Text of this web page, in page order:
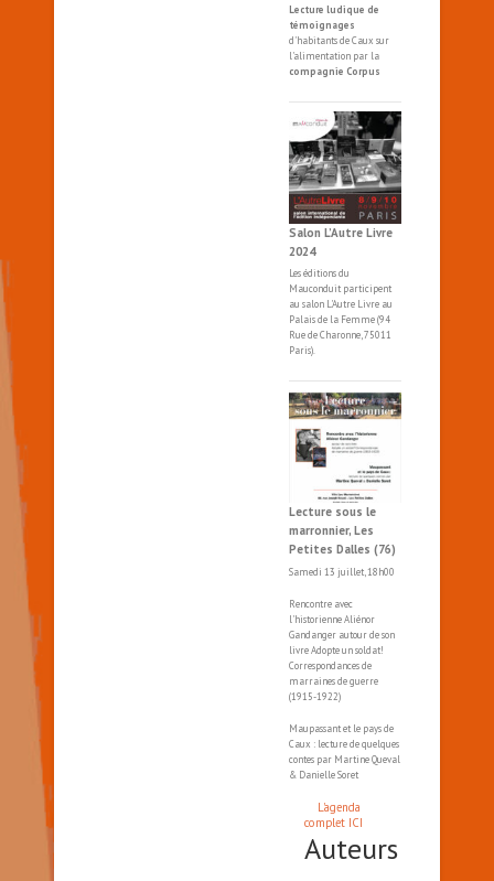
Lecture ludique de
témoignages
d'habitants de Caux sur
l'alimentation par la
compagnie Corpus
Salon L’Autre Livre
2024
Les éditions du
Mauconduit participent
au salon L'Autre Livre au
Palais de la Femme (94
Rue de Charonne, 75011
Paris).
Lecture sous le
marronnier, Les
Petites Dalles (76)
Samedi 13 juillet, 18h00
Rencontre avec
l'historienne Aliénor
Gandanger autour de son
livre Adopte un soldat!
Correspondances de
marraines de guerre
(1915-1922)
Maupassant et le pays de
Caux : lecture de quelques
contes par Martine Queval
& Danielle Soret
L'agenda
complet ICI
Auteurs